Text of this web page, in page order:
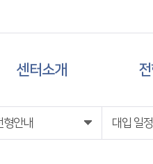
센터소개
센터 소개 대
형안내 대입 일정